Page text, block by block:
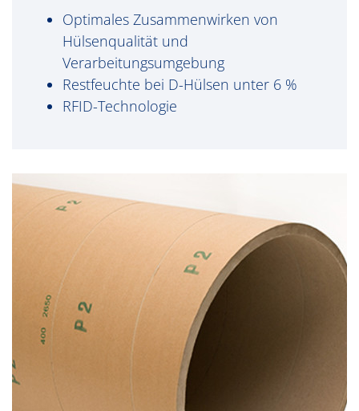
Optimales Zusammenwirken von
Hülsenqualität und
Verarbeitungsumgebung
Restfeuchte bei D-Hülsen unter 6 %
RFID-Technologie